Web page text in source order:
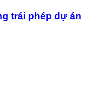
trái phép dự án